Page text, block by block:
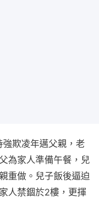
欺凌年邁父親，老
為家人準備午餐，兒
重做。兒子飯後逼迫
人禁錮於2樓，更揮